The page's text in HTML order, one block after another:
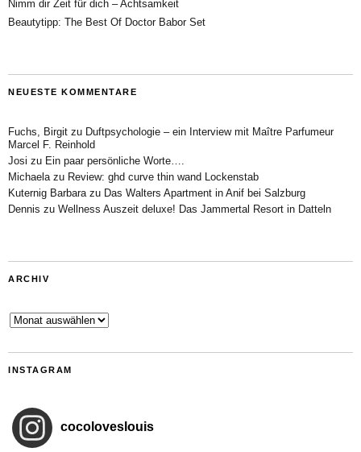
Nimm dir Zeit für dich – Achtsamkeit
Beautytipp: The Best Of Doctor Babor Set
NEUESTE KOMMENTARE
Fuchs, Birgit zu Duftpsychologie – ein Interview mit Maître Parfumeur
Marcel F. Reinhold
Josi zu Ein paar persönliche Worte….
Michaela zu Review: ghd curve thin wand Lockenstab
Kuternig Barbara zu Das Walters Apartment in Anif bei Salzburg
Dennis zu Wellness Auszeit deluxe! Das Jammertal Resort in Datteln
ARCHIV
Archiv
INSTAGRAM
cocoloveslouis